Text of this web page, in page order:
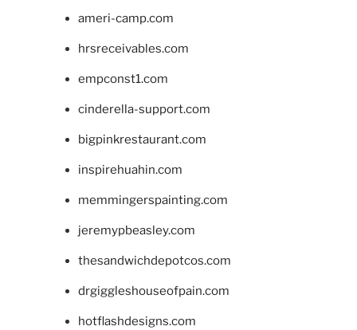
ameri-camp.com
hrsreceivables.com
empconst1.com
cinderella-support.com
bigpinkrestaurant.com
inspirehuahin.com
memmingerspainting.com
jeremypbeasley.com
thesandwichdepotcos.com
drgiggleshouseofpain.com
hotflashdesigns.com